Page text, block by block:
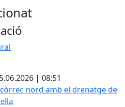
| 08:51
nord amb el drenatge de